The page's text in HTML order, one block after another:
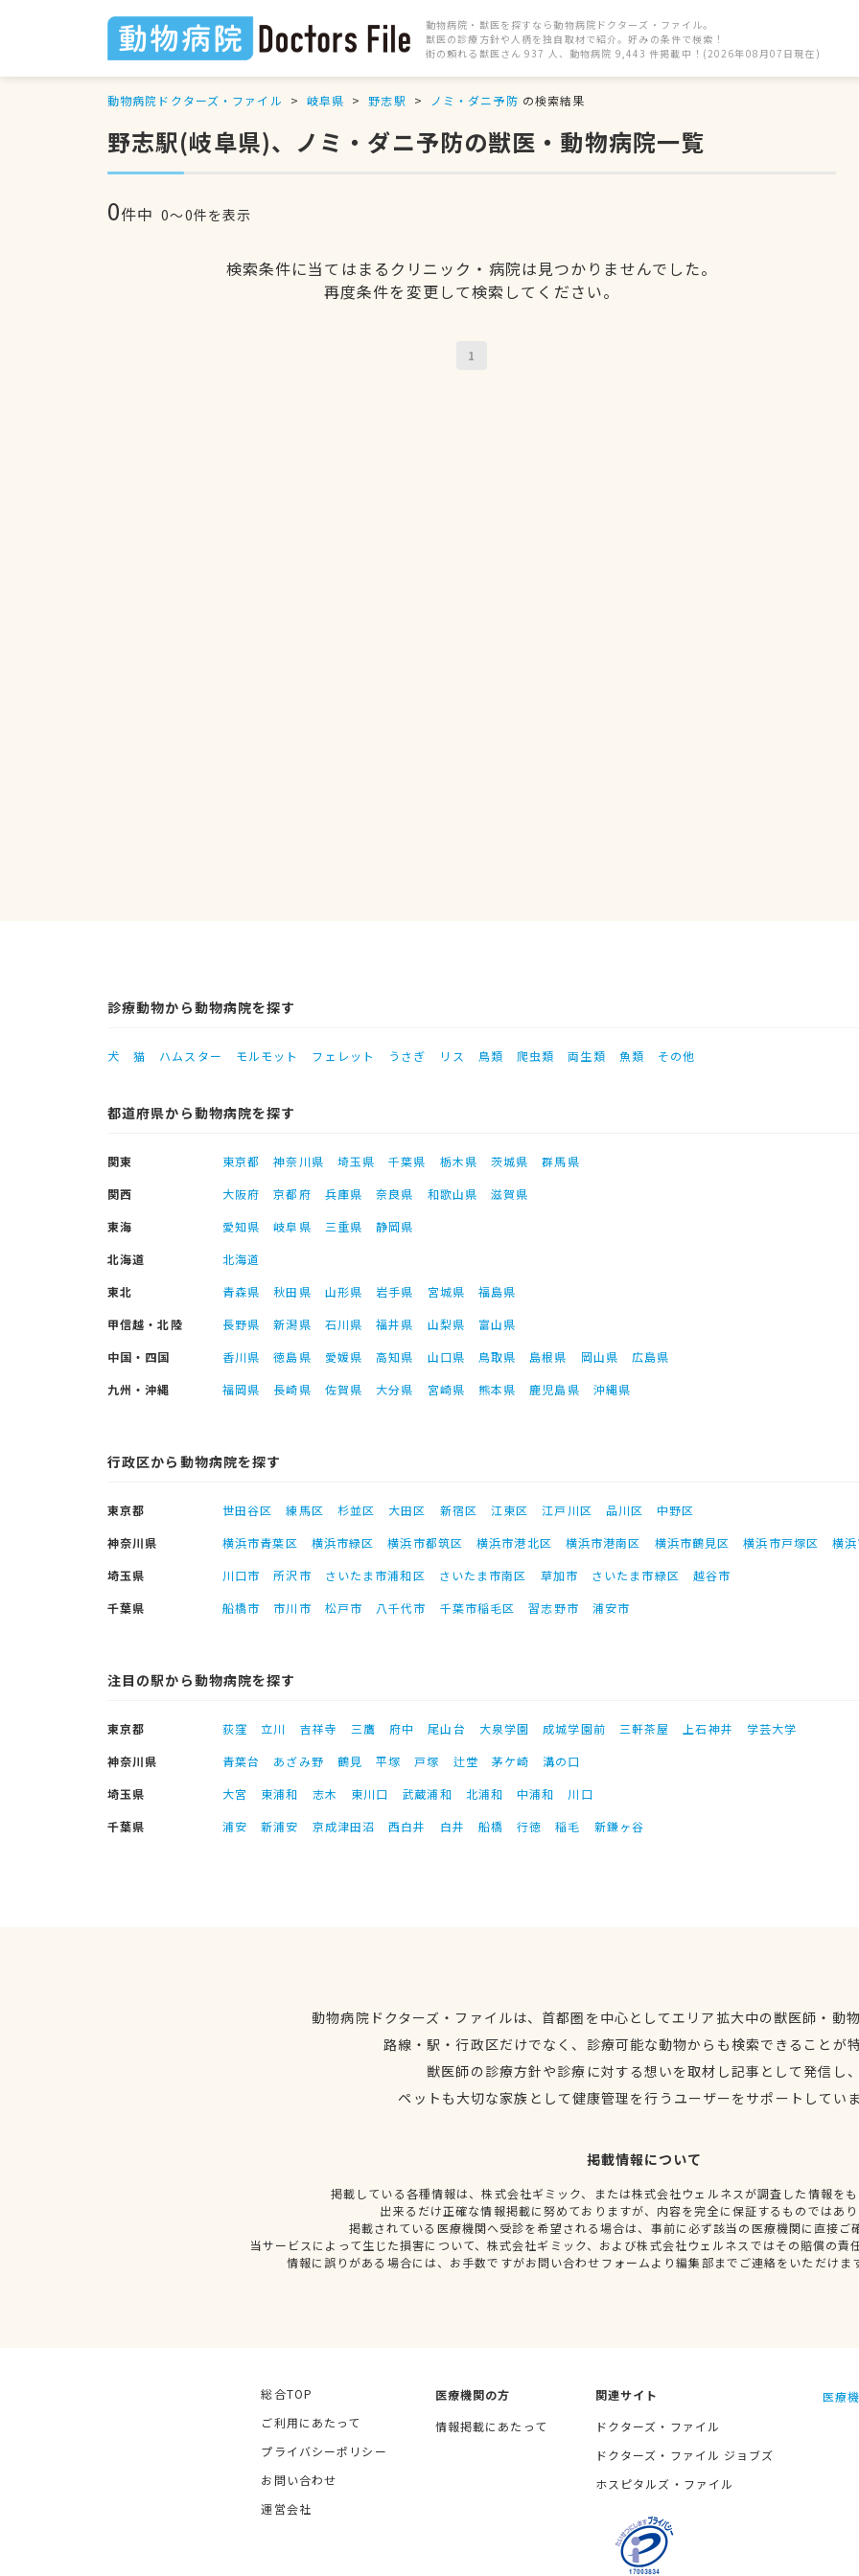
動物病院・獣医を探すなら動物病院ドクターズ・ファイル。
獣医の診療方針や人柄を独自取材で紹介。好みの条件で検索！
街の頼れる獣医さん 937 人、動物病院 9,443 件掲載中！(2026年08月07日現在)
動物病院ドクターズ・ファイル 岐阜県 野志駅 ノミ・ダニ予防 の検索結果
野志駅(岐阜県)、ノミ・ダニ予防の獣医・動物病院一覧
0件中 0〜0件を表示
検索条件に当てはまるクリニック・病院は見つかりませんでした。
再度条件を変更して検索してください。
1
診療動物から動物病院を探す
犬 猫 ハムスター モルモット フェレット うさぎ リス 鳥類 爬虫類 両生類 魚類 その他
都道府県から動物病院を探す
関東 東京都 神奈川県 埼玉県 千葉県 栃木県 茨城県
群馬県
関西
大阪府 京都府 兵庫県 奈良県 和歌山県
滋賀県
東海
愛知県 岐阜県 三重県
静岡県
北海道
北海道
東北
青森県 秋田県 山形県 岩手県 宮城県
福島県
甲信越・北陸
長野県 新潟県 石川県 福井県 山梨県
富山県
中国・四国
香川県 徳島県 愛媛県 高知県 山口県 鳥取県 島根県 岡山県
広島県
九州・沖縄
福岡県 長崎県 佐賀県 大分県 宮崎県 熊本県 鹿児島県 沖縄県
行政区から動物病院を探す
東京都 世田谷区 練馬区 杉並区 大田区 新宿区 江東区 江戸川区 品川区
中野区
神奈川県
横浜市青葉区 横浜市緑区 横浜市都筑区 横浜市港北区 横浜市港南区 横浜市鶴見区 横浜市戸塚区
横
埼玉県
川口市 所沢市 さいたま市浦和区 さいたま市南区 草加市 さいたま市緑区
越谷市
千葉県
船橋市 市川市 松戸市 八千代市 千葉市稲毛区 習志野市 浦安市
注目の駅から動物病院を探す
東京都 荻窪 立川 吉祥寺 三鷹 府中 尾山台 大泉学園 成城学園前 三軒茶屋 上石神井
学芸大学
神奈川県
青葉台 あざみ野 鶴見 平塚 戸塚 辻堂 茅ケ崎
溝の口
埼玉県
大宮 東浦和 志木 東川口 武蔵浦和 北浦和 中浦和
川口
千葉県
浦安 新浦安 京成津田沼 西白井 白井 船橋 行徳 稲毛 新鎌ヶ谷
動物病院ドクターズ・ファイルは、首都圏を中心としてエリア拡大中の獣医師・動
路線・駅・行政区だけでなく、診療可能な動物からも検索できることが
獣医師の診療方針や診療に対する想いを取材し記事として発信し
ペットも大切な家族として健康管理を行うユーザーをサポートしてい
掲載情報について
掲載している各種情報は、株式会社ギミック、または株式会社ウェルネスが調査した情報を
出来るだけ正確な情報掲載に努めておりますが、内容を完全に保証するものではあ
掲載されている医療機関へ受診を希望される場合は、事前に必ず該当の医療機関に直接ご
当サービスによって生じた損害について、株式会社ギミック、および株式会社ウェルネスではその賠償の責
情報に誤りがある場合には、お手数ですがお問い合わせフォームより編集部までご連絡をいただけま
総合TOP
ご利用にあたって
プライバシーポリシー
お問い合わせ
運営会社
医療機関の方
情報掲載にあたって
関連サイト
ドクターズ・ファイル
ドクターズ・ファイル ジョブズ
ホスピタルズ・ファイル
医療